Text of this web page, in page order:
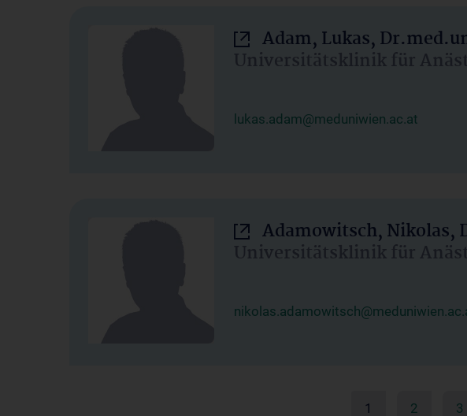
Adam, Lukas,
Universitätsklinik für
lukas.adam@meduniwien.ac.at
Adamowitsch, Nikolas,
Universitätsklinik für
1 2 3